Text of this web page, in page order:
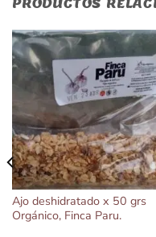
PRODUCTOS
Ajo deshidratado x 50 grs
Orgánico, Finca Paru.